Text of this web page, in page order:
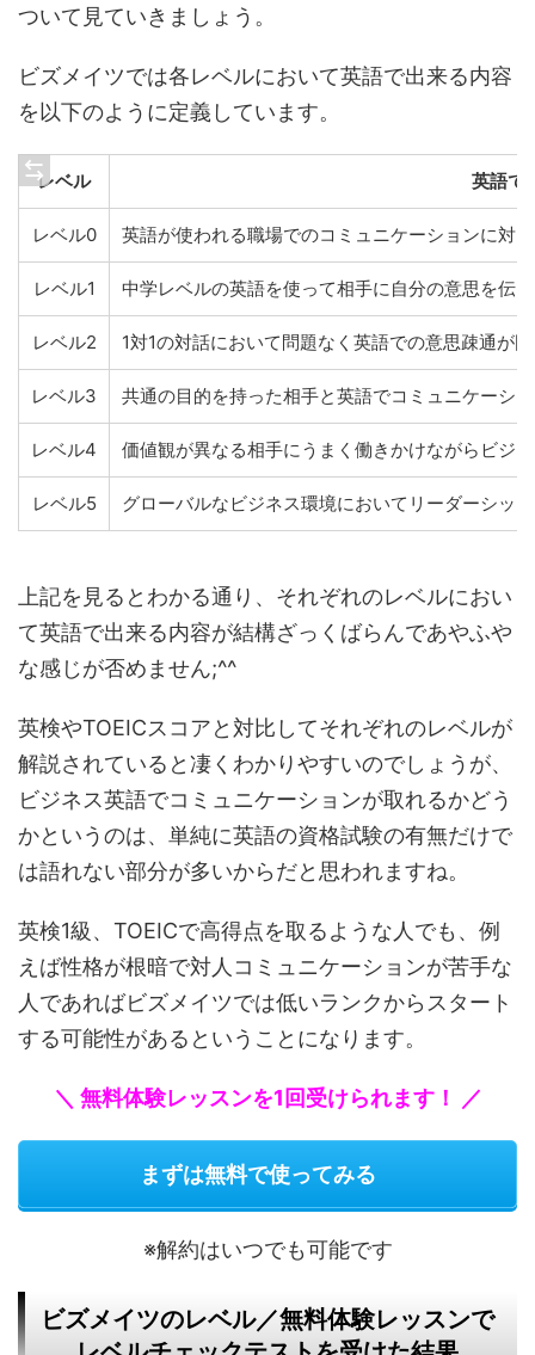
ついて見ていきましょう。
ビズメイツでは各レベルにおいて英語で出来る内容
を以下のように定義しています。
レベル 英語で
レベル0 英語が使われる職場でのコミュニケーションに対
レベル1 中学レベルの英語を使って相手に自分の意思を伝
レベル2 1対1の対話において問題なく英語での意思疎通が
レベル3 共通の目的を持った相手と英語でコミュニケーシ
レベル4 価値観が異なる相手にうまく働きかけながらビジ
レベル5 グローバルなビジネス環境においてリーダーシッ
上記を見るとわかる通り、それぞれのレベルにおい
て英語で出来る内容が結構ざっくばらんであやふや
な感じが否めません;^^
英検やTOEICスコアと対比してそれぞれのレベルが
解説されていると凄くわかりやすいのでしょうが、
ビジネス英語でコミュニケーションが取れるかどう
かというのは、単純に英語の資格試験の有無だけで
は語れない部分が多いからだと思われますね。
英検1級、TOEICで高得点を取るような人でも、例
えば性格が根暗で対人コミュニケーションが苦手な
人であればビズメイツでは低いランクからスタート
する可能性があるということになります。
＼ 無料体験レッスンを1回受けられます！ ／
まずは無料で使ってみる
※解約はいつでも可能です
ビズメイツのレベル／無料体験レッスンで